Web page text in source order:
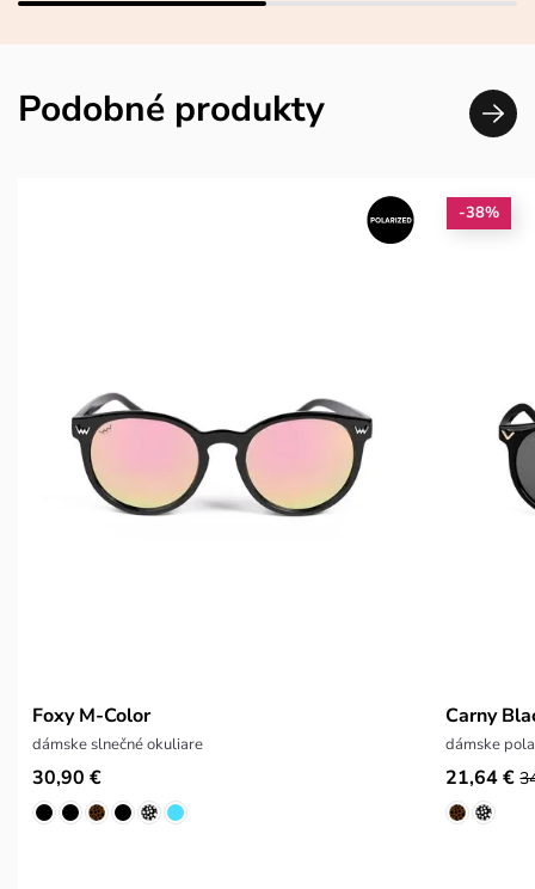
Podobné produkty
Foxy M-Color
dámske slnečné okuliare
30,90 €
-38%
Carny
dámske
21,64 €